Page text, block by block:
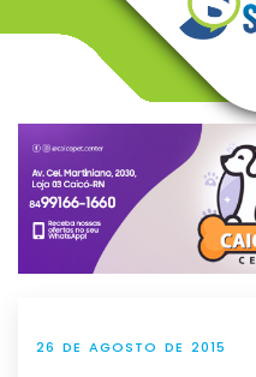
26 DE AGOSTO DE 2015